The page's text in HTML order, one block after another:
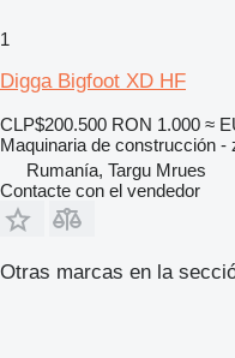
1
Digga Bigfoot XD HF
CLP$200.500 RON 1.000 ≈
Maquinaria de construcción -
Rumanía, Targu Mrues
Contacte con el vendedor
Otras marcas en la